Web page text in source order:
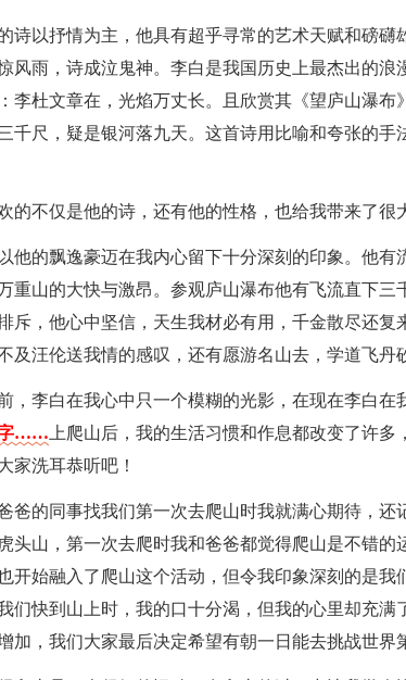
诗以抒情为主，他具有超乎寻常的艺术天赋和磅礴
风雨，诗成泣鬼神。李白是我国历史上最杰出的浪
李杜文章在，光焰万丈长。且欣赏其《望庐山瀑布
千尺，疑是银河落九天。这首诗用比喻和夸张的手
的不仅是他的诗，还有他的性格，也给我带来了很
他的飘逸豪迈在我内心留下十分深刻的印象。他有
重山的大快与激昂。参观庐山瀑布他有飞流直下
斥，他心中坚信，天生我材必有用，千金散尽还
及汪伦送我情的感叹，还有愿游名山去，学道飞丹
，李白在我心中只一个模糊的光影，在现在李白在
字…… 上爬山后，我的生活习惯和作息都改变了许
家洗耳恭听吧！
爸的同事找我们第一次去爬山时我就满心期待，
头山，第一次去爬时我和爸爸都觉得爬山是不错的
开始融入了爬山这个活动，但令我印象深刻的是我
们快到山上时，我的口十分渴，但我的心里却充满
加，我们大家最后决定希望有朝一日能去挑战世界